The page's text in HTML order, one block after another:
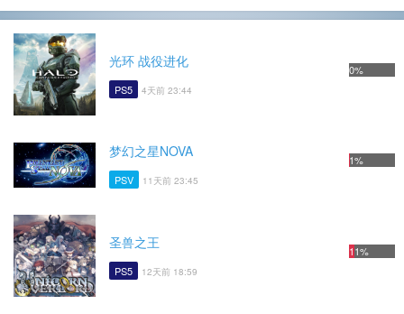
光环 战役进化
PS5 4天前 23:44
0%
梦幻之星NOVA
PSV 11天前 23:45
1%
圣兽之王
PS5 12天前 18:59
11%